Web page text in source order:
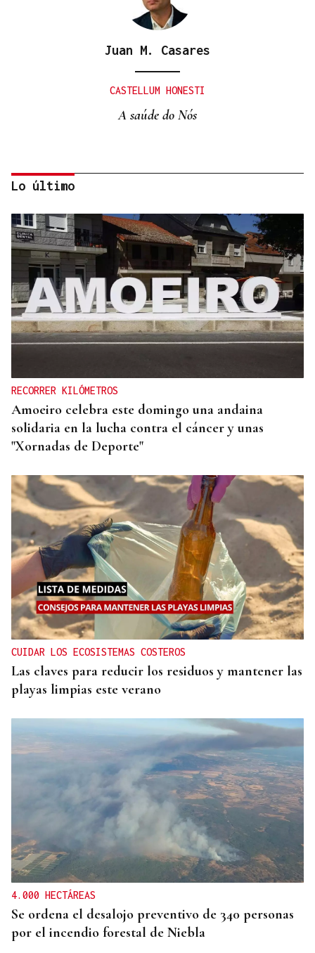
Juan M. Casares
CASTELLUM HONESTI
A saúde do Nós
Itxu Díaz
CRÓNICAS DE VERANO
El doble bikini como filosofía de vida
Lo último
RECORRER KILÓMETROS
Amoeiro celebra este domingo una andaina
solidaria en la lucha contra el cáncer y unas
"Xornadas de Deporte"
CUIDAR LOS ECOSISTEMAS COSTEROS
Las claves para reducir los residuos y mantener las
playas limpias este verano
4.000 HECTÁREAS
Se ordena el desalojo preventivo de 340 personas
por el incendio forestal de Niebla